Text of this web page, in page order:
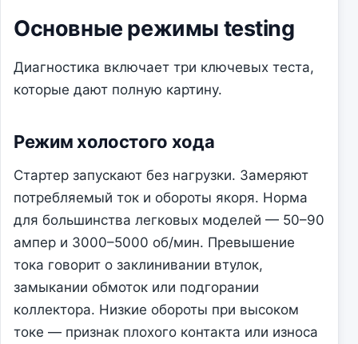
Основные режимы testing
Диагностика включает три ключевых теста,
которые дают полную картину.
Режим холостого хода
Стартер запускают без нагрузки. Замеряют
потребляемый ток и обороты якоря. Норма
для большинства легковых моделей — 50–90
ампер и 3000–5000 об/мин. Превышение
тока говорит о заклинивании втулок,
замыкании обмоток или подгорании
коллектора. Низкие обороты при высоком
токе — признак плохого контакта или износа